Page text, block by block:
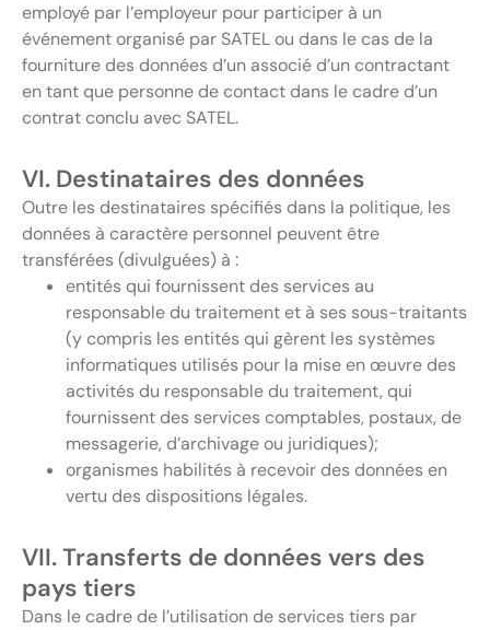
employé par l’employeur pour participer à un
événement organisé par SATEL ou dans le cas de la
fourniture des données d’un associé d’un contractant
en tant que personne de contact dans le cadre d’un
contrat conclu avec SATEL.
VI. Destinataires des données
Outre les destinataires spécifiés dans la politique, les
données à caractère personnel peuvent être
transférées (divulguées) à :
entités qui fournissent des services au
responsable du traitement et à ses sous-traitants
(y compris les entités qui gèrent les systèmes
informatiques utilisés pour la mise en œuvre des
activités du responsable du traitement, qui
fournissent des services comptables, postaux, de
messagerie, d’archivage ou juridiques);
organismes habilités à recevoir des données en
vertu des dispositions légales.
VII. Transferts de données vers des
pays tiers
Dans le cadre de l’utilisation de services tiers par